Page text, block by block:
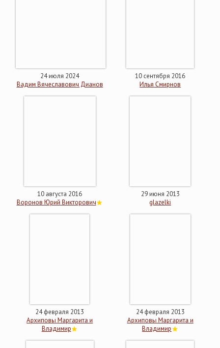
24 июля 2024
Вадим Вячеславович Дианов
10 сентября 2016
Илья Смирнов
10 августа 2016
Воронов Юрий Викторович
29 июня 2013
glazelki
24 февраля 2013
Архиповы Маргарита и
Владимир
24 февраля 2013
Архиповы Маргарита и
Владимир